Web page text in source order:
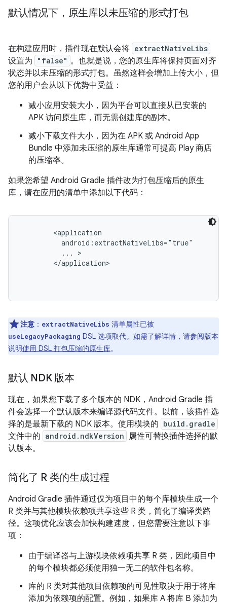
默认情况下，原生库以未压缩的形式打包
在构建应用时，插件现在默认会将 extractNativeLibs
设置为 "false" 。也就是说，您的原生库将保持页面对齐
状态并以未压缩的形式打包。虽然这样会增加上传大小，但
您的用户会从以下优势中受益：
减小应用安装大小，因为平台可以直接从已安装的
APK 访问原生库，而无需创建库的副本。
减小下载文件大小，因为在 APK 或 Android App
Bundle 中添加未压缩的原生库通常可提高 Play 商店
的压缩率。
如果您希望 Android Gradle 插件改为打包压缩后的原生
库，请在应用的清单中添加以下代码：
<application
          android:extractNativeLibs="true"
          ... >
        </application>
注意 ： extractNativeLibs 清单属性已被
useLegacyPackaging DSL 选项取代。如需了解详情，请参阅版本
说明使用 DSL 打包压缩的原生库。
默认 NDK 版本
现在，如果您下载了多个版本的 NDK，Android Gradle 插
件会选择一个默认版本来编译源代码文件。以前，该插件选
择的是最新下载的 NDK 版本。使用模块的 build.gradle
文件中的 android.ndkVersion 属性可替换插件选择的默
认版本。
简化了 R 类的生成过程
Android Gradle 插件通过仅为项目中的每个库模块生成一个
R 类并与其他模块依赖项共享这些 R 类，简化了编译类路
径。这项优化应该会加快构建速度，但您需要注意以下事
项：
由于编译器与上游模块依赖项共享 R 类，因此项目中
的每个模块都必须使用独一无二的软件包名称。
库的 R 类对其他项目依赖项的可见性取决于用于将库
添加为依赖项的配置。例如，如果库 A 将库 B 添加为